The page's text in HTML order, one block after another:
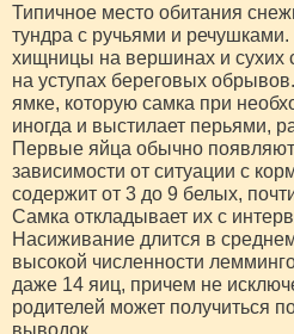
Типичное место обитания
тундра с ручьями и
хищницы на вершинах и сухих
на уступах береговых
ямке, которую самка при
иногда и выстилает перьями,
Первые яйца обычно
зависимости от ситуации с
содержит от 3 до 9 белых,
Самка откладывает их с
Насиживание длится в
высокой численности
даже 14 яиц, причем не
родителей может получиться
выводок.